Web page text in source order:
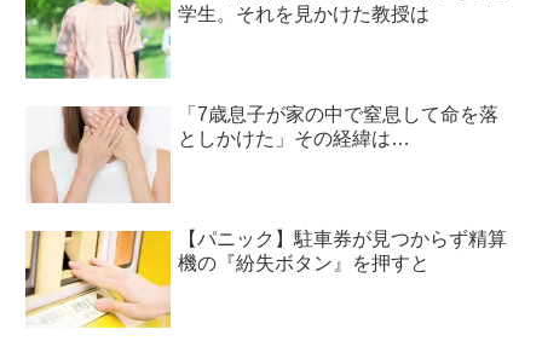
学生。それを見かけた教授は
「7歳息子が家の中で窒息して命を落
としかけた」その経緯は…
【パニック】駐車券が見つからず精算
機の『紛失ボタン』を押すと